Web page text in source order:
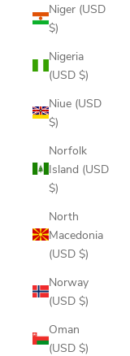
Niger (USD
$)
Nigeria
(USD $)
Niue (USD
$)
Norfolk
Island (USD
$)
North
Macedonia
(USD $)
Norway
(USD $)
Oman
(USD $)